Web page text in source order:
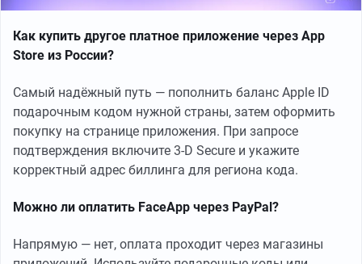
Как купить другое платное приложение через App
Store из России?
Самый надёжный путь — пополнить баланс Apple ID
подарочным кодом нужной страны, затем оформить
покупку на странице приложения. При запросе
подтверждения включите 3-D Secure и укажите
корректный адрес биллинга для региона кода.
Можно ли оплатить FaceApp через PayPal?
Напрямую — нет, оплата проходит через магазины